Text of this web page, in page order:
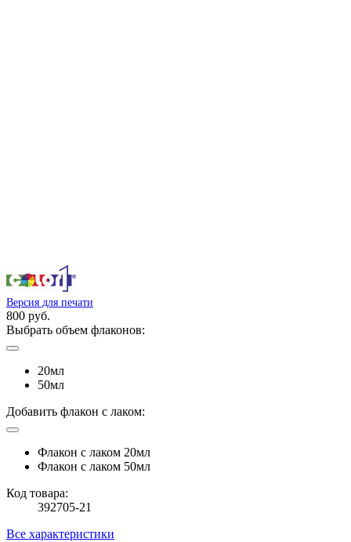
Версия для печати
800 руб.
Выбрать объем флаконов:
20мл
50мл
Добавить флакон с лаком:
Флакон с лаком 20мл
Флакон с лаком 50мл
Код товара:
392705-21
Все характеристики